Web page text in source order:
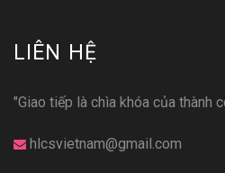
LIÊN HỆ
"Giao tiếp là chìa khóa của thành
hlcsvietnam@gmail.com